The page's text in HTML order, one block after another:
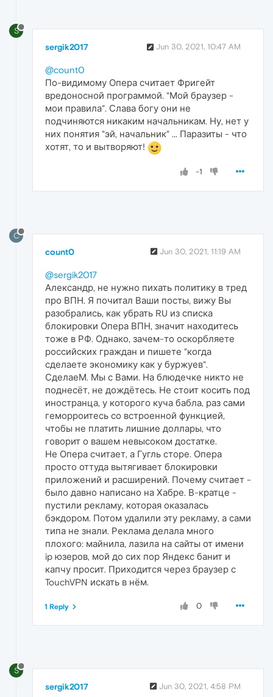
S
sergik2017 Jun 30, 2021, 10:47 AM
@count0
По-видимому Опера считает Фригейт
вредоносной программой. "Мой браузер -
мои правила". Слава богу они не
подчиняются никаким начальникам. Ну, нет у
них понятия "эй, начальник" ... Паразиты - что
хотят, то и вытворяют!
-1
C
count0 Jun 30, 2021, 11:19 AM
@sergik2017
Александр, не нужно пихать политику в тред
про ВПН. Я почитал Ваши посты, вижу Вы
разобрались, как убрать RU из списка
блокировки Опера ВПН, значит находитесь
тоже в РФ. Однако, зачем-то оскорбляете
российских граждан и пишете "когда
сделаете экономику как у буржуев".
СделаеМ. Мы с Вами. На блюдечке никто не
поднесёт, не дождётесь. Не стоит косить под
иностранца, у которого куча бабла, раз сами
геморроитесь со встроенной функцией,
чтобы не платить лишние доллары, что
говорит о вашем невысоком достатке.
Не Опера считает, а Гугль сторе. Опера
просто оттуда вытягивает блокировки
приложений и расширений. Почему считает -
было давно написано на Хабре. В-кратце -
пустили рекламу, которая оказалась
бэкдором. Потом удалили эту рекламу, а сами
типа не знали. Реклама делала много
плохого: майнила, лазила на сайты от имени
ip юзеров, мой до сих пор Яндекс банит и
капчу просит. Приходится через браузер с
TouchVPN искать в нём.
0
1 Reply
S
sergik2017 Jun 30, 2021, 4:58 PM